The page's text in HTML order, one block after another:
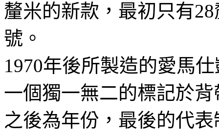
釐米的新款，最初只有
號。
1970年後所製造的愛馬
一個獨一無二的標記於
之後為年份，最後的代